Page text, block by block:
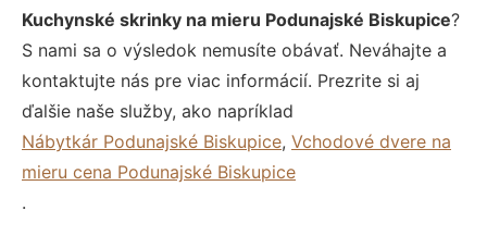
Kuchynské skrinky na mieru Podunajské Biskupice?
S nami sa o výsledok nemusíte obávať. Neváhajte a
kontaktujte nás pre viac informácií. Prezrite si aj
ďalšie naše služby, ako napríklad
Nábytkár Podunajské Biskupice, Vchodové dvere na
mieru cena Podunajské Biskupice
.